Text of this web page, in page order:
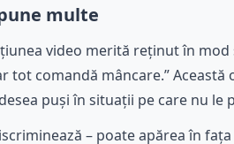
multe
video merită reținut în mod
tot comandă mâncare.”
puși în situații pe care nu
– poate apărea în